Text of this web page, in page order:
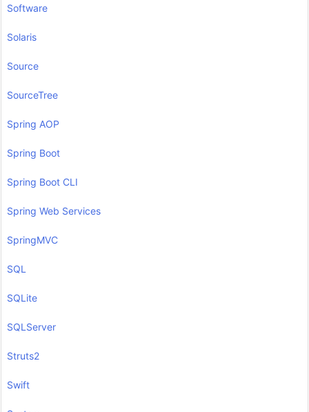
Software
Solaris
Source
SourceTree
Spring AOP
Spring Boot
Spring Boot CLI
Spring Web Services
SpringMVC
SQL
SQLite
SQLServer
Struts2
Swift